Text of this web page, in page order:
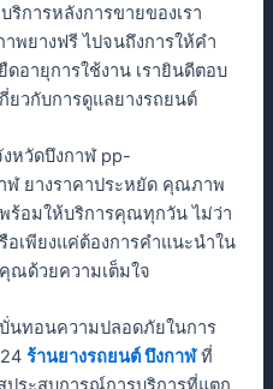
การหลังการขายของเรา
พยางฟรี ไปจนถึงการให้คำ
อายุการใช้งาน เรายินดีตอบ
วกับการดูแลยางรถยนต์
งหวัดบึงกาฬ pp-
ฬ ยางราคาประหยัด คุณภาพ
ร้อมให้บริการคุณทุกวัน ไม่ว่า
เพียงแค่ต้องการคำแนะนำใน
ณด้วยความเต็มใจ
นทอนความปลอดภัยในการ
ร้านยางรถยนต์ บึงกาฬที่